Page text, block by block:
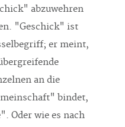
abzuwehren
"Geschick" ist
er meint,
an die
bindet,
Oder wie es nach